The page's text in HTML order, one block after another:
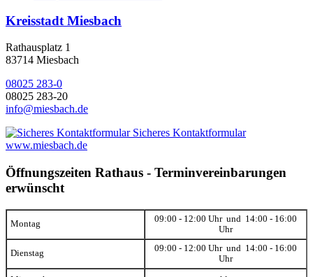
Kreisstadt Miesbach
Rathausplatz 1
83714 Miesbach
08025 283-0
08025 283-20
info@miesbach.de
Sicheres Kontaktformular
www.miesbach.de
Öffnungszeiten Rathaus - Terminvereinbarungen
erwünscht
Montag
09:00 - 12:00 Uhr und 14:00 - 16:00
Uhr
Dienstag
09:00 - 12:00 Uhr und 14:00 - 16:00
Uhr